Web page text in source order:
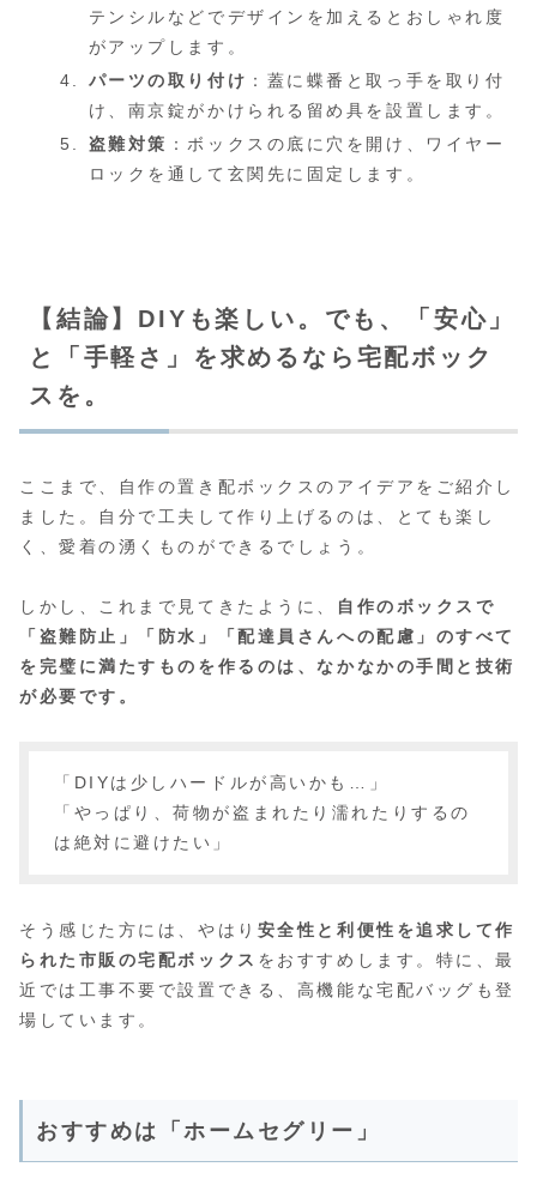
テンシルなどでデザインを加えるとおしゃれ度
がアップします。
パーツの取り付け ：蓋に蝶番と取っ手を取り付
け、南京錠がかけられる留め具を設置します。
盗難対策 ：ボックスの底に穴を開け、ワイヤー
ロックを通して玄関先に固定します。
【結論】DIYも楽しい。でも、「安心」
と「手軽さ」を求めるなら宅配ボック
スを。
ここまで、自作の置き配ボックスのアイデアをご紹介し
ました。自分で工夫して作り上げるのは、とても楽し
く、愛着の湧くものができるでしょう。
しかし、これまで見てきたように、
自作のボックスで
「盗難防止」「防水」「配達員さんへの配慮」のすべて
を完璧に満たすものを作るのは、なかなかの手間と技術
が必要です。
「DIYは少しハードルが高いかも…」
「やっぱり、荷物が盗まれたり濡れたりするの
は絶対に避けたい」
そう感じた方には、やはり 安全性と利便性を追求して作
られた市販の宅配ボックス をおすすめします。特に、最
近では工事不要で設置できる、高機能な宅配バッグも登
場しています。
おすすめは「ホームセグリー」